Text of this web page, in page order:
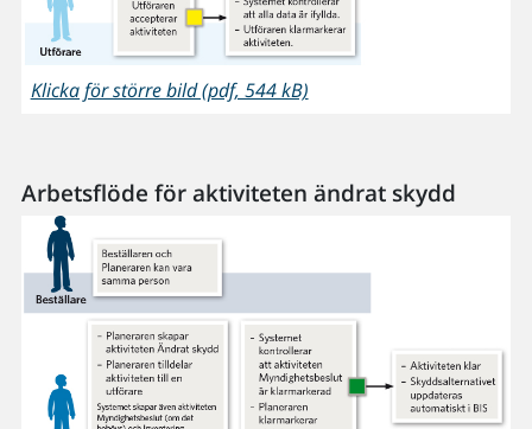
Klicka för större bild (pdf, 544 kB)
Arbetsflöde för aktiviteten ändrat skydd